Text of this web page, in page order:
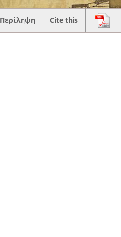
Περίληψη Cite this